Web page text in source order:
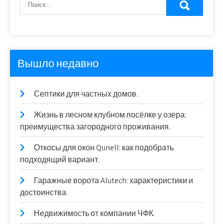
Вышло недавно
Септики для частных домов.
Жизнь в лесном клубном посёлке у озера:
преимущества загородного проживания.
Откосы для окон Qunell: как подобрать
подходящий вариант.
Гаражные ворота Alutech: характеристики и
достоинства.
Недвижимость от компании ЧФК.